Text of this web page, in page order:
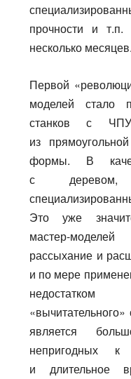
прочности и т.п.
несколько месяцев.
Первой
моделей стало
станков с
из
формы. В
с деревом,
Это уже
мастер-
рассыхание и
и по мере
является
непригодных к
и длительное